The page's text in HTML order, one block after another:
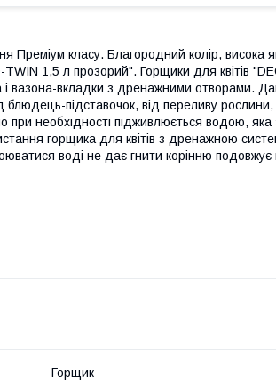
Преміум класу. Благородний колір, висока
TWIN 1,5 л прозорий". Горщики для квітів
вазона-вкладки з дренажними отворами.
підставочок, від переливу рослини,
при необхідності підживлюється водою, яка
горщика для квітів з дренажною
воді не дає гнити корінню подовжує
Горщик